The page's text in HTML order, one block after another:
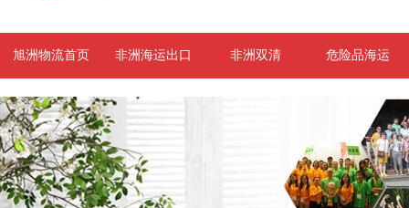
旭洲物流首页 非洲海运出口 非洲双清 危险品海运